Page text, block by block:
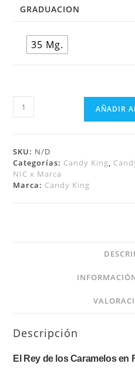
GRADUACION
35 Mg.
AÑADIR
SKU: N/D
Categorías: Candy King,
NIC x Marca
Marca: Candy King
Descripción
El Rey de los Caramelos en